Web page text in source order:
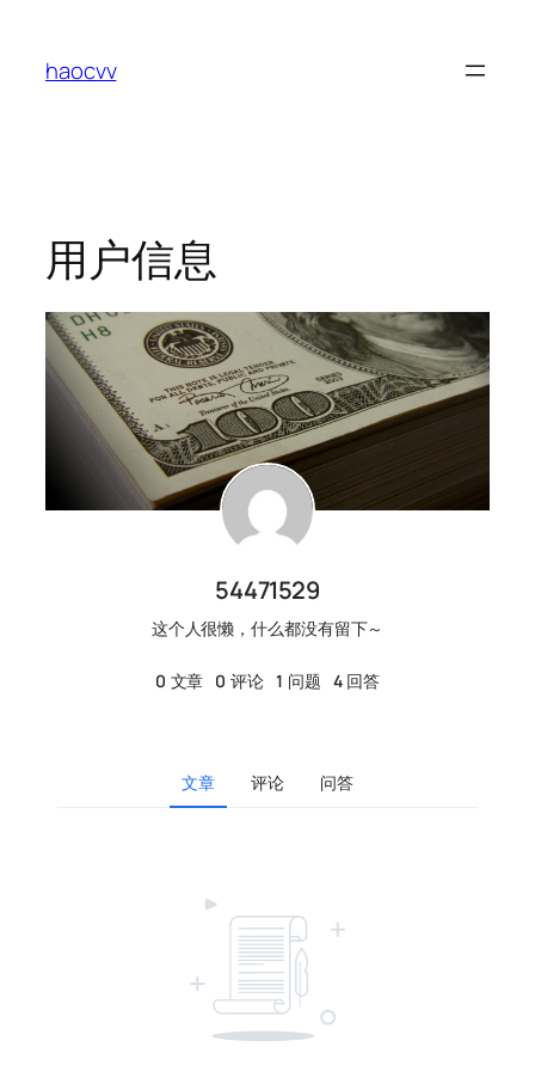
haocvv
用户信息
54471529
这个人很懒，什么都没有留下～
0 文章 0 评论 1 问题 4 回答
文章 评论 问答